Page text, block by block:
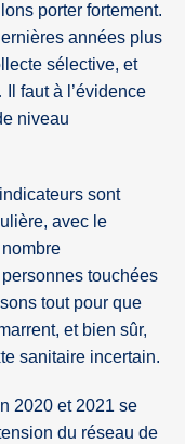
porter fortement.
années plus
sélective, et
faut à l’évidence
niveau
sont
avec le
touchées
tout pour que
et bien sûr,
sanitaire incertain.
2020 et 2021 se
du réseau de